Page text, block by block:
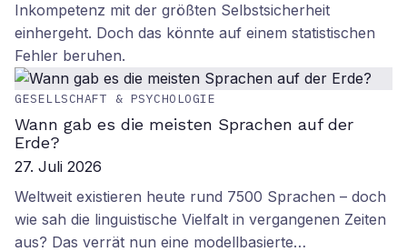
Inkompetenz mit der größten Selbstsicherheit
einhergeht. Doch das könnte auf einem statistischen
Fehler beruhen.
GESELLSCHAFT & PSYCHOLOGIE
Wann gab es die meisten Sprachen auf der
Erde?
27. Juli 2026
Weltweit existieren heute rund 7500 Sprachen – doch
wie sah die linguistische Vielfalt in vergangenen Zeiten
aus? Das verrät nun eine modellbasierte…